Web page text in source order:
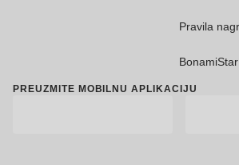
Pravila
BonamiStar
PREUZMITE MOBILNU APLIKACIJU